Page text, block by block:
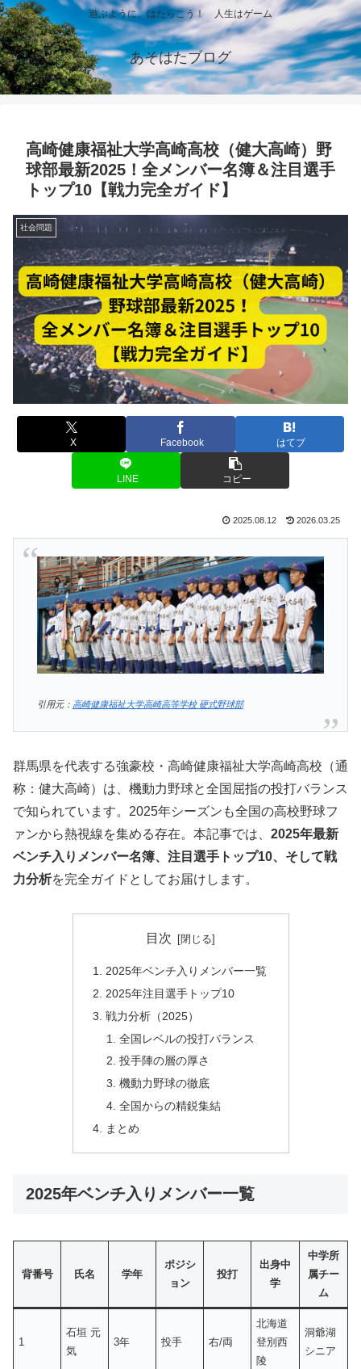
遊ぶように、はたらこう！ 人生はゲーム
あそはたブログ
高崎健康福祉大学高崎高校（健大高崎）野
球部最新2025！全メンバー名簿＆注目選手
トップ10【戦力完全ガイド】
社会問題
X Facebook はてブ
LINE コピー
2025.08.12 2026.03.25
引用元： 高崎健康福祉大学高崎高等学校 硬式野球部
群馬県を代表する強豪校・高崎健康福祉大学高崎高校（通
称：健大高崎）は、機動力野球と全国屈指の投打バランス
で知られています。2025年シーズンも全国の高校野球フ
ァンから熱視線を集める存在。本記事では、 2025年最新
ベンチ入りメンバー名簿、注目選手トップ10、そして戦
力分析を完全ガイドとしてお届けします。
目次
2025年ベンチ入りメンバー一覧
2025年注目選手トップ10
戦力分析（2025）
全国レベルの投打バランス
投手陣の層の厚さ
機動力野球の徹底
全国からの精鋭集結
まとめ
2025年ベンチ入りメンバー一覧
背番号 氏名 学年
ポジシ
ョン
投打
出身中
学
中学所
属チー
ム
1
石垣 元
気
3年 投手 右/両
北海道
登別西
陵
洞爺湖
シニア